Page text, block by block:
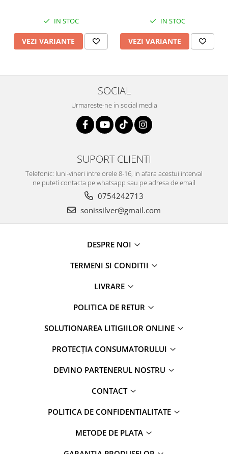
IN STOC
VEZI VARIANTE
IN STOC
VEZI VARIANTE
SOCIAL
Urmareste-ne in social media
SUPORT CLIENTI
Telefonic: luni-vineri intre orele 8-16, in afara acestui interval
ne puteti contacta pe whatsapp sau pe adresa de email
0754242713
sonissilver@gmail.com
DESPRE NOI
TERMENI SI CONDITII
LIVRARE
POLITICA DE RETUR
SOLUTIONAREA LITIGIILOR ONLINE
PROTECȚIA CONSUMATORULUI
DEVINO PARTENERUL NOSTRU
CONTACT
POLITICA DE CONFIDENTIALITATE
METODE DE PLATA